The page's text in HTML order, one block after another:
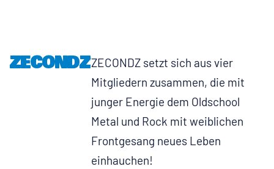
ZECONDZZECONDZ setzt sich aus vier
Mitgliedern zusammen, die mit
junger Energie dem Oldschool
Metal und Rock mit weiblichen
Frontgesang neues Leben
einhauchen!